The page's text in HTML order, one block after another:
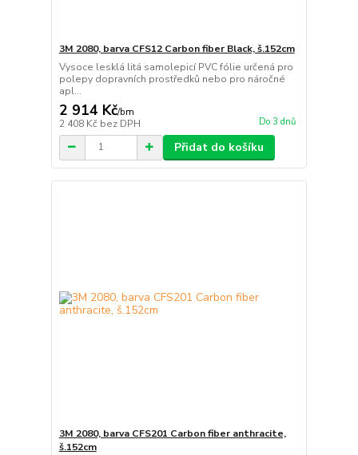
3M 2080, barva CFS12 Carbon fiber Black, š.152cm
Vysoce lesklá litá samolepicí PVC fólie určená pro
polepy dopravních prostředků nebo pro náročné
apl...
2 914 Kč/bm
2 408 Kč bez DPH Do 3 dnů
Přidat do košíku
3M 2080, barva CFS201 Carbon fiber anthracite,
š.152cm